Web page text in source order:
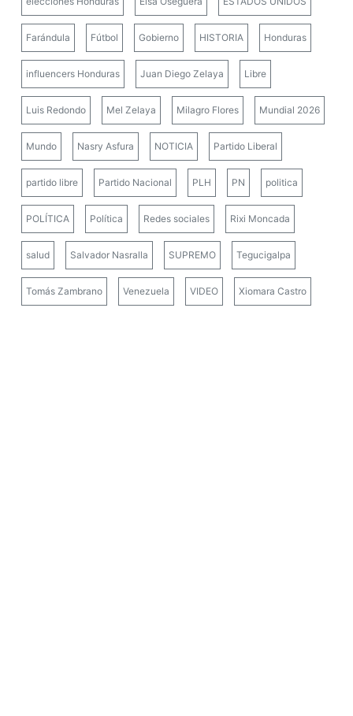
Farándula Fútbol Gobierno HISTORIA Honduras
influencers Honduras Juan Diego Zelaya Libre
Luis Redondo Mel Zelaya Milagro Flores Mundial 2026
Mundo Nasry Asfura NOTICIA Partido Liberal
partido libre Partido Nacional PLH PN politica
POLÍTICA Política Redes sociales Rixi Moncada
salud Salvador Nasralla SUPREMO Tegucigalpa
Tomás Zambrano Venezuela VIDEO Xiomara Castro